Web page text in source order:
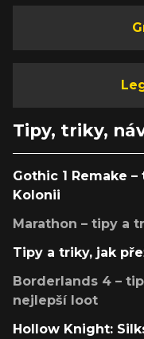
Tipy, triky,
Gothic 1 Remake
Kolonii
Marathon – tipy a
Tipy a triky, jak
Borderlands 4 –
nejlepší loot
Hollow Knight: